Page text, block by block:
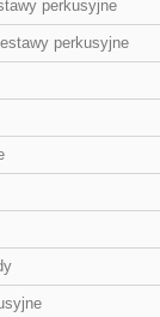
perkusyjne
perkusyjne